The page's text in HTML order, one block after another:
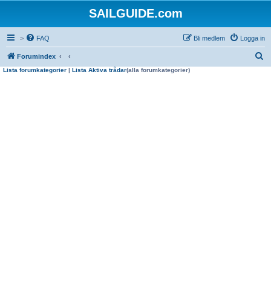
SAILGUIDE.com
> FAQ Logga in
Bli medlem
Forumindex
Lista forumkategorier | Lista Aktiva trådar(alla forumkategorier)